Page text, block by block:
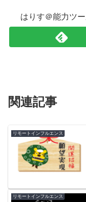
はりす＠能力ツ
関連記事
リモートインフルエンス
リモートインフルエンス